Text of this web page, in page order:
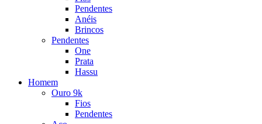
Pendentes
Anéis
Brincos
Pendentes
One
Prata
Hassu
Homem
Ouro 9k
Fios
Pendentes